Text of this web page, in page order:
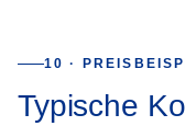
10 ·
Typische